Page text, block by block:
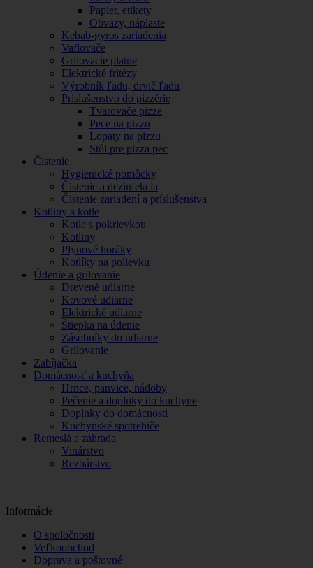
Papier, etikety
Obväzy, náplaste
Kebab-gyros zariadenia
Vaflovače
Grilovacie platne
Elektrické fritézy
Výrobník ľadu, drvič ľadu
Príslušenstvo do pizzérie
Tvarovače pizze
Pece na pizzu
Lopaty na pizzu
Stôl pre pizza pec
Čistenie
Hygienické pomôcky
Čistenie a dezinfekcia
Čistenie zariadení a príslušenstva
Kotliny a kotle
Kotle s pokrievkou
Kotliny
Plynové horáky
Kotlíky na polievku
Údenie a grilovanie
Drevené udiarne
Kovové udiarne
Elektrické udiarne
Štiepka na údenie
Zásobníky do udiarne
Grilovanie
Zabíjačka
Domácnosť a kuchyňa
Hrnce, panvice, nádoby
Pečenie a doplnky do kuchyne
Doplnky do domácnosti
Kuchynské spotrebiče
Remeslá a záhrada
Vinárstvo
Rezbárstvo
Informácie
O spoločnosti
Veľkoobchod
Doprava a poštovné